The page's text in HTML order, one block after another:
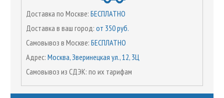
Доставка по Москве: БЕСПЛАТНО
Доставка в ваш город: от 350 руб.
Самовывоз в Москве: БЕСПЛАТНО
Адрес: Москва, Зверинецкая ул., 12, 3Ц
Самовывоз из СДЭК: по их тарифам